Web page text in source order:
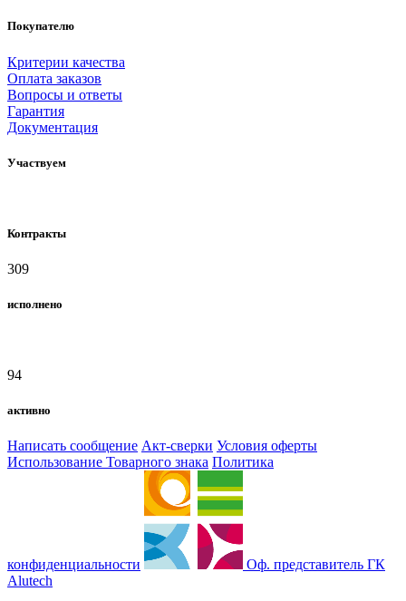
Покупателю
Критерии качества
Оплата заказов
Вопросы и ответы
Гарантия
Документация
Участвуем
Контракты
309
исполнено
94
активно
Написать сообщение Акт-сверки Условия оферты
Использование Товарного знака Политика
конфиденциальности
Оф. представитель ГК
Alutech